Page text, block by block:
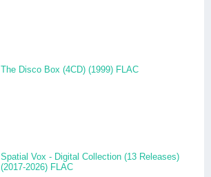
The Disco Box (4CD) (1999) FLAC
Spatial Vox - Digital Collection (13 Releases)
(2017-2026) FLAC